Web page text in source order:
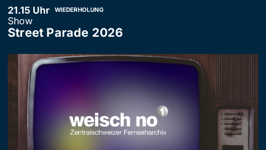
21.15 Uhr WIEDERHOLUNG
Show
Street Parade 2026